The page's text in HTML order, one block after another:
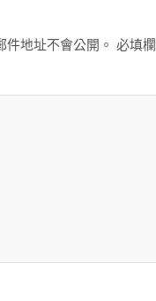
地址不會公開。 必填